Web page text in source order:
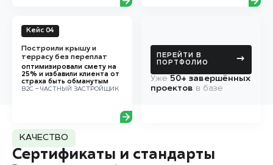
Кейс 04
Построили крышу и
террасу без переплат
оптимизировали смету на
25% и избавили клиента от
страха быть обманутым
B2C - ЧАСТНЫЙ ЗАСТРОЙЩИК
ПЕРЕЙТИ В
ПОРТФОЛИО
→
Уже 50+ завершённых
проектов в базе
КАЧЕСТВО
Сертификаты и стандарты